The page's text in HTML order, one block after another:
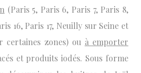
(Paris 5, Paris 6, Paris 7, Paris 8,
16, Paris 17, Neuilly sur Seine et
certaines zones)ou à emporter
et produits iodés. Sous forme